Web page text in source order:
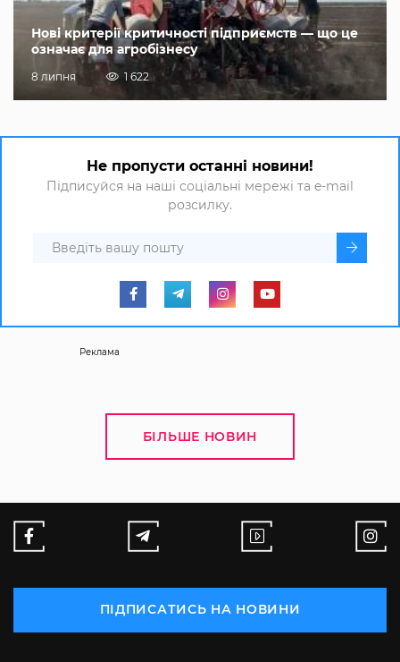
Нові критерії критичності підприємств — що це
означає для агробізнесу
8 липня 1 622
Не пропусти останні новини!
Підписуйся на наші соціальні мережі та e-mail
розсилку.
Реклама
БІЛЬШЕ НОВИН
ПІДПИСАТИСЬ НА НОВИНИ